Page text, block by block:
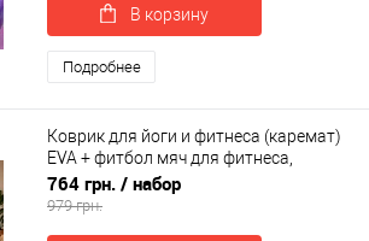
В корзину
Подробнее
Коврик для йоги и фитнеса (каремат)
EVA + фитбол мяч для фитнеса,
беременных 65 см OSPORT Set 115 (n-
0148)
764 грн. / набор
979 грн.